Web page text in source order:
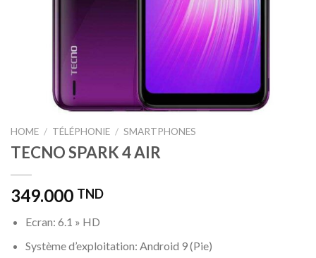
HOME / TÉLÉPHONIE / SMARTPHONES
TECNO SPARK 4 AIR
349.000 TND
Ecran: 6.1 » HD
Système d’exploitation: Android 9 (Pie)